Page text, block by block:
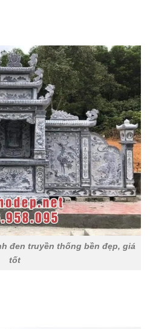
đen truyền thống bền đẹp, giá
tốt